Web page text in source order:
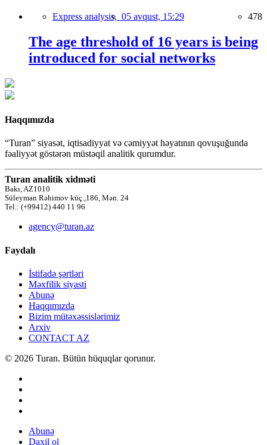
Express analysis, 05 avqust, 15:29 478
The age threshold of 16 years is being
introduced for social networks
Haqqımızda
“Turan” siyasət, iqtisadiyyat və cəmiyyət həyatının qovuşuğunda
fəaliyyət göstərən müstəqil analitik qurumdur.
Turan analitik xidməti
Bakı, AZ1010
Süleyman Rəhimov küç.,186, Mən. 24
Tel.: (+99412) 440 11 96
agency@turan.az
Faydalı
İstifadə şərtləri
Məxfilik siyasti
Abunə
Haqqımızda
Bizim mütəxəssislərimiz
Arxiv
CONTACT AZ
© 2026 Turan. Bütün hüquqlar qorunur.
Abunə
Daxil ol